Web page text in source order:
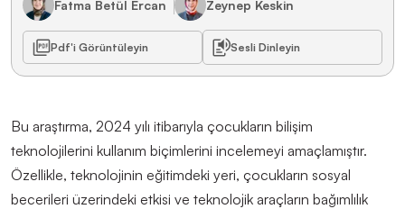
Fatma Betül Ercan Zeynep Keskin
Pdf'i Görüntüleyin Sesli Dinleyin
Bu araştırma, 2024 yılı itibarıyla çocukların bilişim
teknolojilerini kullanım biçimlerini incelemeyi amaçlamıştır.
Özellikle, teknolojinin eğitimdeki yeri, çocukların sosyal
becerileri üzerindeki etkisi ve teknolojik araçların bağımlılık